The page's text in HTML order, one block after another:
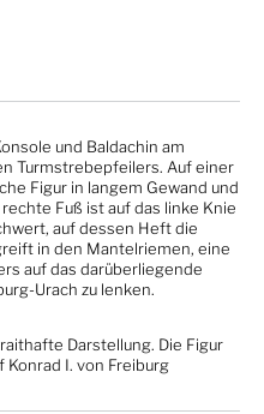
und Baldachin am
Turmstrebepfeilers. Auf einer
Figur in langem Gewand und
Fuß ist auf das linke Knie
auf dessen Heft die
in den Mantelriemen, eine
auf das darüberliegende
Urach zu lenken.
Darstellung. Die Figur
Konrad I. von Freiburg